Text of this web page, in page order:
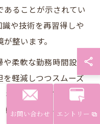
ることが示されてい
や技術を再習得しや
整います。
や柔軟な勤務時間設定
軽減しつつスムーズ
クリニックでもこう
、離職後の再就職率
お問い合わせ エントリー